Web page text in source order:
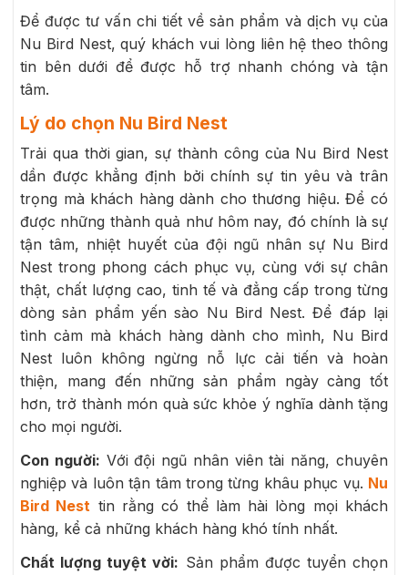
Để được tư vấn chi tiết về sản phẩm và dịch vụ của
Nu Bird Nest, quý khách vui lòng liên hệ theo thông
tin bên dưới để được hỗ trợ nhanh chóng và tận
tâm.
Lý do chọn Nu Bird Nest
Trải qua thời gian, sự thành công của Nu Bird Nest
dần được khẳng định bởi chính sự tin yêu và trân
trọng mà khách hàng dành cho thương hiệu. Để có
được những thành quả như hôm nay, đó chính là sự
tận tâm, nhiệt huyết của đội ngũ nhân sự Nu Bird
Nest trong phong cách phục vụ, cùng với sự chân
thật, chất lượng cao, tinh tế và đẳng cấp trong từng
dòng sản phẩm yến sào Nu Bird Nest. Để đáp lại
tình cảm mà khách hàng dành cho mình, Nu Bird
Nest luôn không ngừng nỗ lực cải tiến và hoàn
thiện, mang đến những sản phẩm ngày càng tốt
hơn, trở thành món quà sức khỏe ý nghĩa dành tặng
cho mọi người.
Con người: Với đội ngũ nhân viên tài năng, chuyên
nghiệp và luôn tận tâm trong từng khâu phục vụ. Nu
Bird Nest tin rằng có thể làm hài lòng mọi khách
hàng, kể cả những khách hàng khó tính nhất.
Chất lượng tuyệt vời: Sản phẩm được tuyển chọn